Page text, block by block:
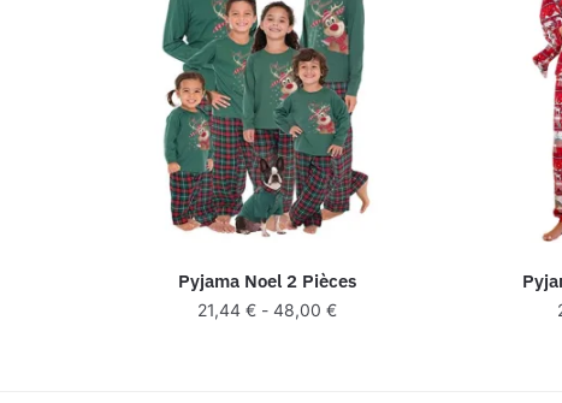
Pyjama Noel 2 Pièces
21,44 €- 48,00 €